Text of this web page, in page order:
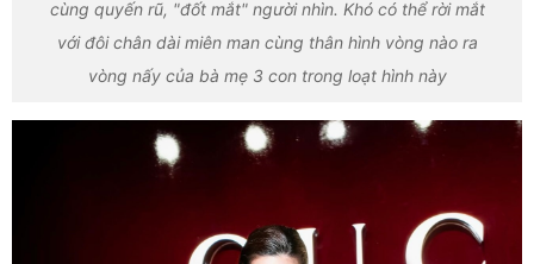
cùng quyến rũ, "đốt mắt" người nhìn. Khó có thể rời mắt
với đôi chân dài miên man cùng thân hình vòng nào ra
vòng nấy của bà mẹ 3 con trong loạt hình này